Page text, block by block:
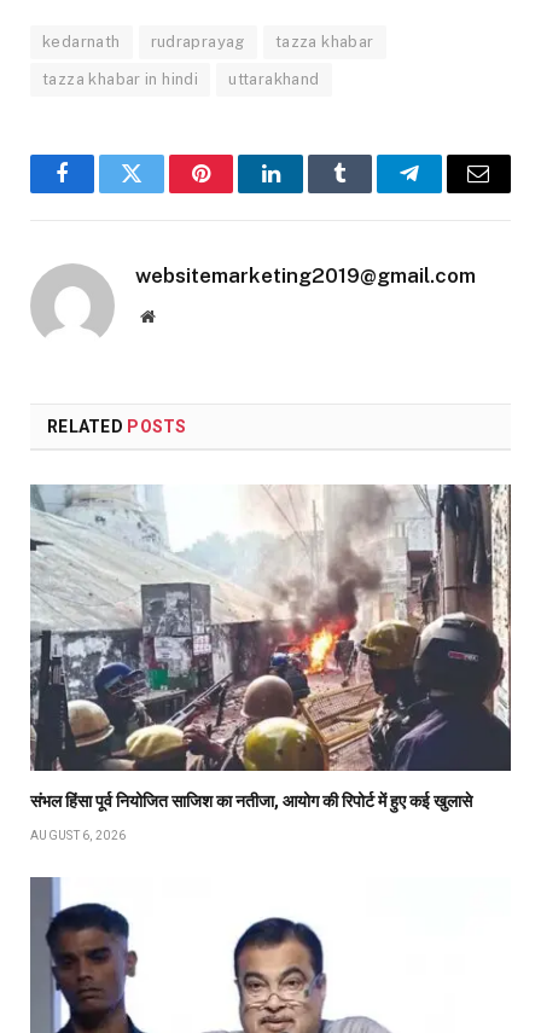
kedarnath rudraprayag tazza khabar
tazza khabar in hindi uttarakhand
FacebookTwitter PinterestLinkedInTumblr TelegramEmail
websitemarketing2019@gmail.com
Website
RELATED POSTS
संभल हिंसा पूर्व नियोजित साजिश का नतीजा, आयोग की रिपोर्ट में हुए कई खुलासे
AUGUST 6, 2026